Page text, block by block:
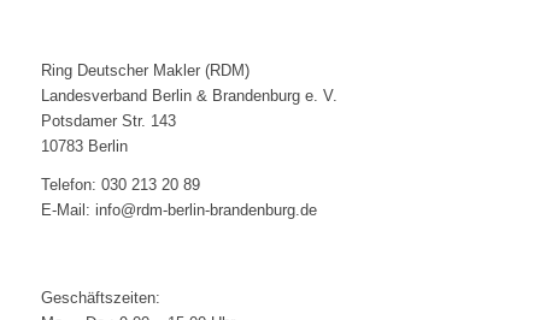
Ring Deutscher Makler (RDM)
Landesverband Berlin & Brandenburg e. V.
Potsdamer Str. 143
10783 Berlin
Telefon: 030 213 20 89
E-Mail: info@rdm-berlin-brandenburg.de
Geschäftszeiten: